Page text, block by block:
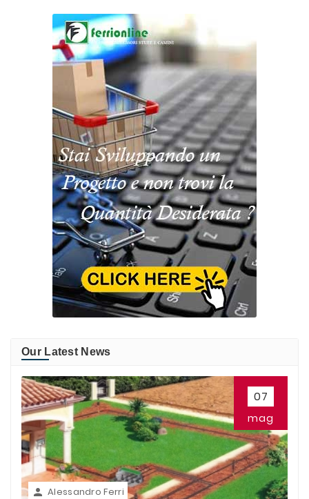
Our Latest News
07
mag
 Alessandro Ferri